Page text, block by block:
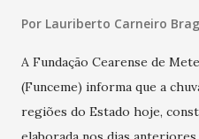
Por Lauriberto Carneiro
A Fundação Cearense de
(Funceme) informa que a
regiões do Estado hoje,